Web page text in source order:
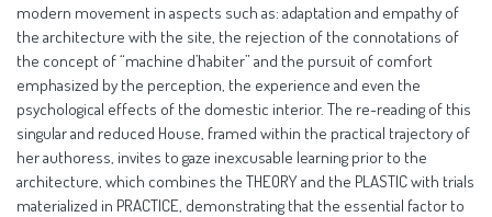
modern movement in aspects such as: adaptation and empathy of
the architecture with the site, the rejection of the connotations of
the concept of “machine d’habiter” and the pursuit of comfort
emphasized by the perception, the experience and even the
psychological effects of the domestic interior. The re-reading of this
singular and reduced House, framed within the practical trajectory of
her authoress, invites to gaze inexcusable learning prior to the
architecture, which combines the THEORY and the PLASTIC with trials
materialized in PRACTICE, demonstrating that the essential factor to